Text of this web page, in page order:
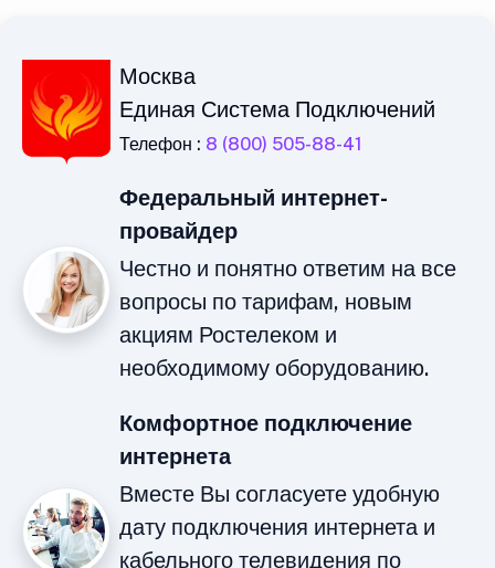
Москва
Единая Система Подключений
Телефон : 8 (800) 505-88-41
Федеральный интернет-
провайдер
Честно и понятно ответим на все
вопросы по тарифам, новым
акциям Ростелеком и
необходимому оборудованию.
Комфортное подключение
интернета
Вместе Вы согласуете удобную
дату подключения интернета и
кабельного телевидения по